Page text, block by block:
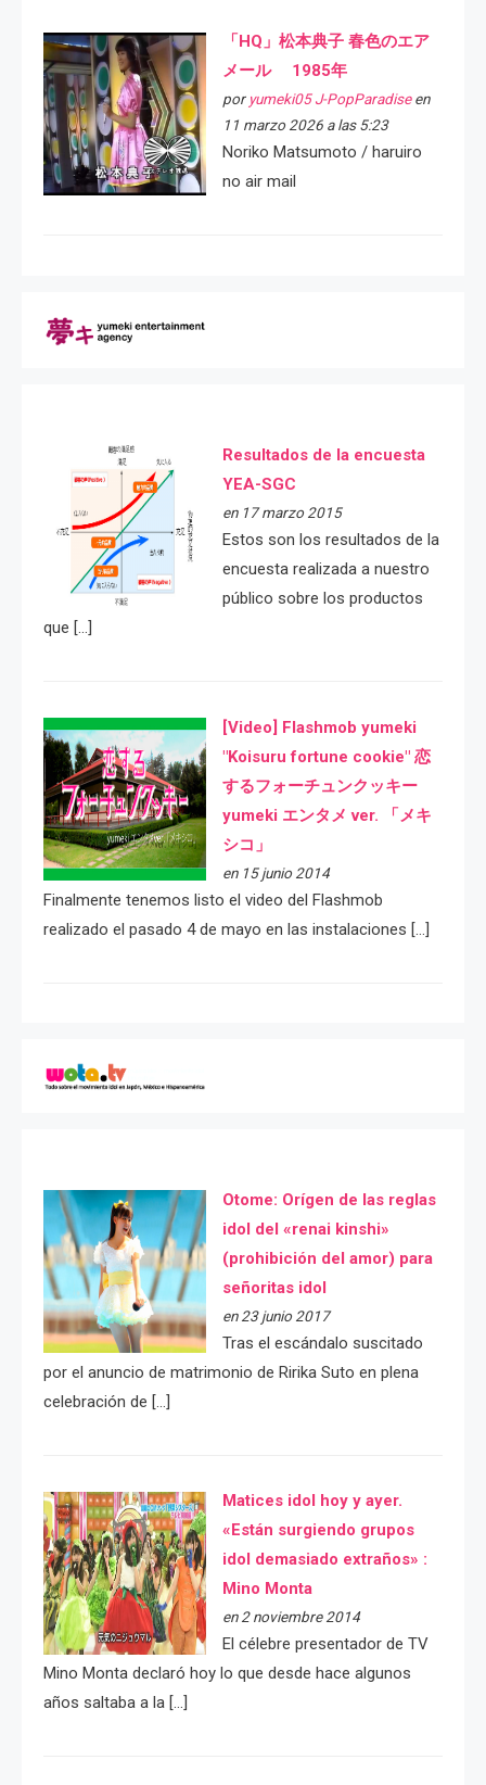
「HQ」松本典子 春色のエア
メール 1985年
por yumeki05 J-PopParadiseen
11 marzo 2026 a las 5:23
Noriko Matsumoto / haruiro
no air mail
Resultados de la encuesta
YEA-SGC
en 17 marzo 2015
Estos son los resultados de la
encuesta realizada a nuestro
público sobre los productos
que […]
[Video] Flashmob yumeki
"Koisuru fortune cookie" 恋
するフォーチュンクッキー
yumeki エンタメ ver. 「メキ
シコ」
en 15 junio 2014
Finalmente tenemos listo el video del Flashmob
realizado el pasado 4 de mayo en las instalaciones […]
Otome: Orígen de las reglas
idol del «renai kinshi»
(prohibición del amor) para
señoritas idol
en 23 junio 2017
Tras el escándalo suscitado
por el anuncio de matrimonio de Ririka Suto en plena
celebración de […]
Matices idol hoy y ayer.
«Están surgiendo grupos
idol demasiado extraños» :
Mino Monta
en 2 noviembre 2014
El célebre presentador de TV
Mino Monta declaró hoy lo que desde hace algunos
años saltaba a la […]